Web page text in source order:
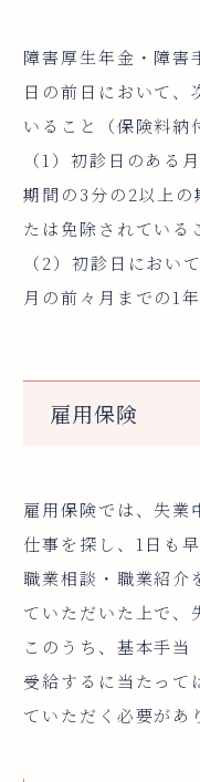
障害厚生年金・障害
日の前日において、
いること（保険料納
（1）初診日のある
期間の3分の2以上の
たは免除されている
（2）初診日におい
月の前々月までの1
雇用保険
雇用保険では、失業
仕事を探し、1日も
職業相談・職業紹介
ていただいた上で、
このうち、基本手当
受給するに当たって
ていただく必要があ